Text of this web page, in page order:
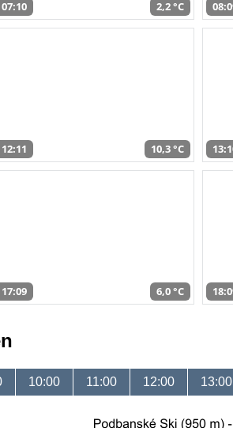
07:10 2,2 °C
12:11 10,3 °C
17:09 6,0 °C
10:00 11:00 12:00 13:00